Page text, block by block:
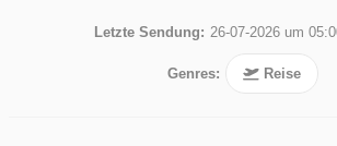
Letzte Sendung: 26-07-2026 um
Genres: Reise